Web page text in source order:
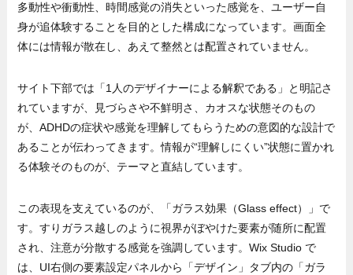
多動性や衝動性、時間感覚の消失といった感覚を、ユーザー自
身が追体験することを目的とした構成になっています。画面全
体には情報が散在し、あえて整然とは配置されていません。
サイト下部では「1人のデザイナーによる解釈である」と明記さ
れていますが、見づらさや不鮮明さ、カオスな状態そのもの
が、ADHDの症状や感覚を理解してもらうための意図的な設計で
あることが伝わってきます。情報が“理解しにくい”状態に置かれ
る体験そのものが、テーマと直結しています。
この表現を支えているのが、「ガラス効果（Glass effect）」で
す。すりガラス越しのように視界がぼやけた要素が随所に配置
され、注意が分散する感覚を強調しています。Wix Studio で
は、UI右側の要素設定パネルから「デザイン」タブ内の「ガラ